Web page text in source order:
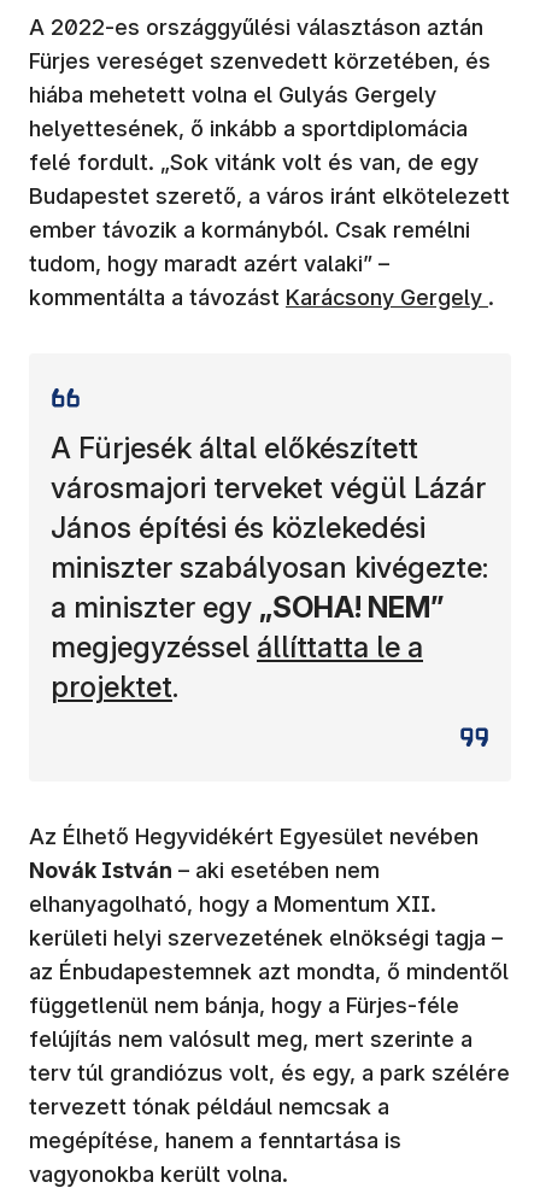
A 2022-es országgyűlési választáson aztán
Fürjes vereséget szenvedett körzetében, és
hiába mehetett volna el Gulyás Gergely
helyettesének, ő inkább a sportdiplomácia
felé fordult. „Sok vitánk volt és van, de egy
Budapestet szerető, a város iránt elkötelezett
ember távozik a kormányból. Csak remélni
tudom, hogy maradt azért valaki” –
kommentálta a távozást (új ablakban nyílik meg)
Karácsony Gergely .
A Fürjesék által előkészített
városmajori terveket végül Lázár
János építési és közlekedési
miniszter szabályosan kivégezte:
a miniszter egy „SOHA! NEM”
megjegyzéssel (új ablakban nyílik
állíttatta le a
projektet.
Az Élhető Hegyvidékért Egyesület nevében
Novák István – aki esetében nem
elhanyagolható, hogy a Momentum XII.
kerületi helyi szervezetének elnökségi tagja –
az Énbudapestemnek azt mondta, ő mindentől
függetlenül nem bánja, hogy a Fürjes-féle
felújítás nem valósult meg, mert szerinte a
terv túl grandiózus volt, és egy, a park szélére
tervezett tónak például nemcsak a
megépítése, hanem a fenntartása is
vagyonokba került volna.